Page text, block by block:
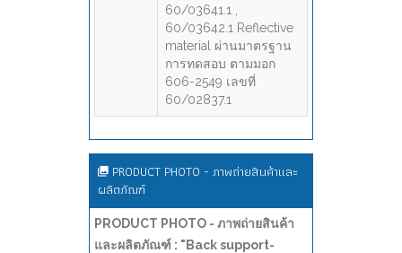
60/03641.1 ,
60/03642.1 Reflective
material ผ่านมาตรฐาน
การทดสอบ ตามมอก
606-2549 เลขที่
60/02837.1
PRODUCT PHOTO - ภาพถ่ายสินค้าและ
ผลิตภัณฑ์
PRODUCT PHOTO - ภาพถ่ายสินค้า
และผลิตภัณฑ์ : "Back support-